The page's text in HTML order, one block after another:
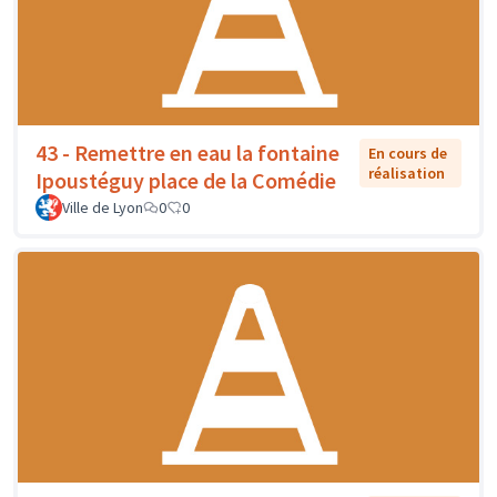
43 - Remettre en eau la fontaine
Ipoustéguy place de la Comédie
En cours de
réalisation
Ville de Lyon
0 0